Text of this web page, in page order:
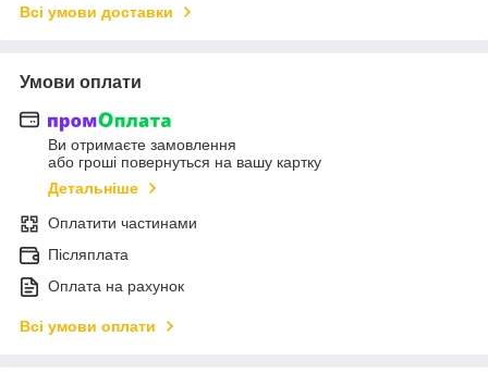
Всі умови доставки
Умови оплати
Ви отримаєте замовлення
або гроші повернуться на вашу картку
Детальніше
Оплатити частинами
Післяплата
Оплата на рахунок
Всі умови оплати